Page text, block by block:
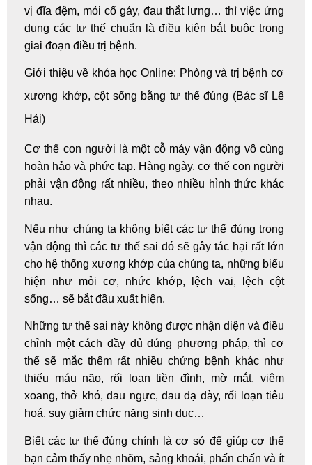
vị đĩa đệm, mỏi cổ gáy, đau thắt lưng… thì việc ứng
dụng các tư thế chuẩn là điều kiện bắt buộc trong
giai đoạn điều trị bệnh.
Giới thiệu về khóa học Online: Phòng và trị bệnh cơ
xương khớp, cột sống bằng tư thế đúng (Bác sĩ Lê
Hải)
Cơ thể con người là một cỗ máy vận động vô cùng
hoàn hảo và phức tạp. Hàng ngày, cơ thể con người
phải vận động rất nhiều, theo nhiều hình thức khác
nhau.
Nếu như chúng ta không biết các tư thế đúng trong
vận động thì các tư thế sai đó sẽ gây tác hại rất lớn
cho hệ thống xương khớp của chúng ta, những biểu
hiện như mỏi cơ, nhức khớp, lệch vai,
lệch cột
sống… sẽ bắt đầu xuất hiện.
Những tư thế sai này không được nhận diện và điều
chỉnh một cách đầy đủ đúng phương pháp, thì cơ
thể sẽ mắc thêm rất nhiều chứng bệnh khác như
thiếu máu não, rối loạn tiền đình, mờ mắt, viêm
xoang, thở khó, đau ngực, đau dạ dày, rối loạn tiêu
hoá, suy giảm chức năng sinh dục…
Biết các tư thế đúng chính là cơ sở để giúp cơ thể
bạn cảm thấy nhẹ nhõm, sảng khoái, phấn chấn và ít